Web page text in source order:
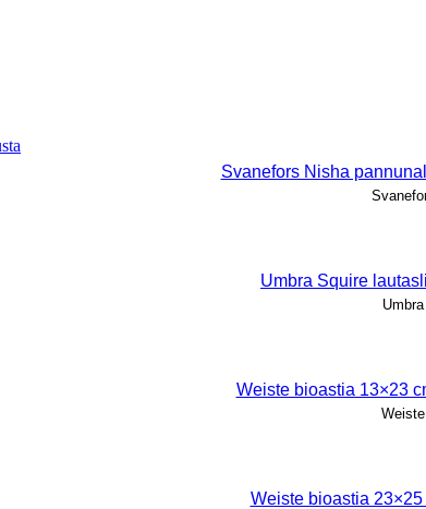
Svanefors Nisha
Umbra Squire
Umbra
Weiste bioastia 13×23
Weiste
Weiste bioastia